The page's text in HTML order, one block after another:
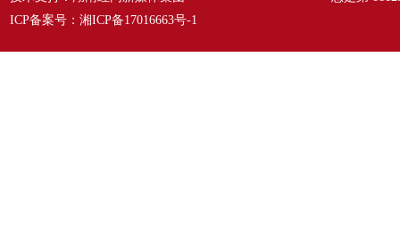
ICP备案号： 湘ICP备17016663号-1